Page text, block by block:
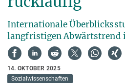
Internationale
langfristigen Abwärtstrend
14. OKTOBER 2025
Sozialwissenschaften